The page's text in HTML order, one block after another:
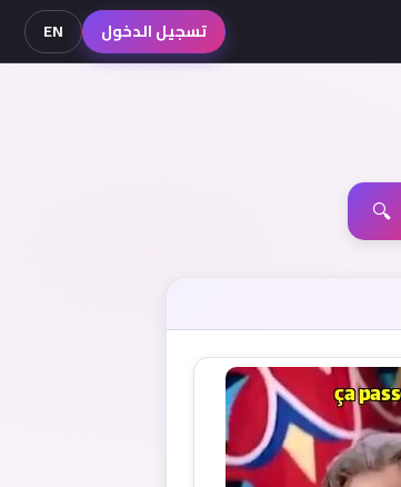
تسجيل الدخول EN
🔍